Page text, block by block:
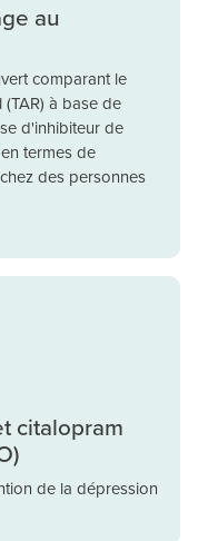
au
comparant le
à base de
d'inhibiteur de
termes de
des personnes
citalopram
de la dépression